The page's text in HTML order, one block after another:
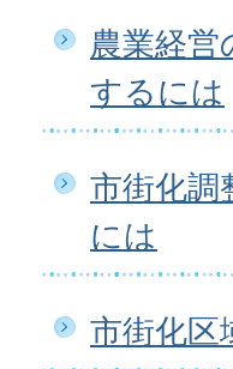
農業経
するには
市街化調
には
市街化区